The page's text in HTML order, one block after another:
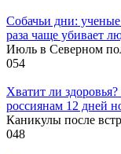
Собачьи дни:
раза чаще убивает
Июль в Северном
054
Хватит ли
россиянам 12 дней
Каникулы после
048